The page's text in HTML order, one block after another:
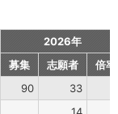
2026年
募集 志願者
倍率
90
33